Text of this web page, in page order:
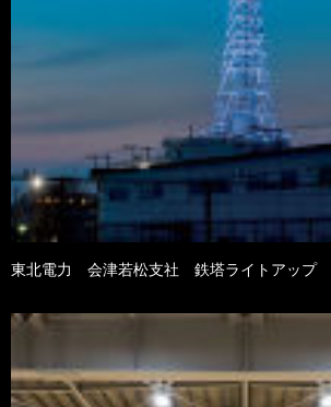
東北電力 会津若松支社 鉄塔ライトアップ